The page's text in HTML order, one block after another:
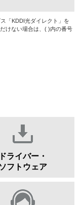
「KDDI光ダイレクト」を
けない場合は、( )内の番号
ドライバー・
ソフトウェア